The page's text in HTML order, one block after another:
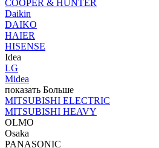
COOPER & HUNTER
Daikin
DAIKO
HAIER
HISENSE
Idea
LG
Midea
показать Больше
MITSUBISHI ELECTRIC
MITSUBISHI HEAVY
OLMO
Osaka
PANASONIC